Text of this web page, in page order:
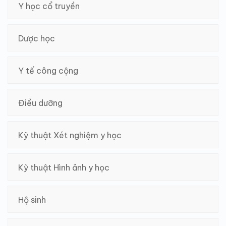
Y học cổ truyền
Dược học
Y tế công cộng
Điều dưỡng
Kỹ thuật Xét nghiệm y học
Kỹ thuật Hình ảnh y học
Hộ sinh